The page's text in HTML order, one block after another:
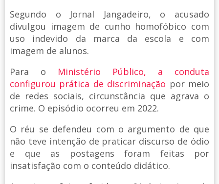
Segundo o Jornal Jangadeiro, o acusado
divulgou imagem de cunho homofóbico com
uso indevido da marca da escola e com
imagem de alunos.
Para o Ministério Público, a conduta
configurou prática de discriminação por meio
de redes sociais, circunstância que agrava o
crime. O episódio ocorreu em 2022.
O réu se defendeu com o argumento de que
não teve intenção de praticar discurso de ódio
e que as postagens foram feitas por
insatisfação com o conteúdo didático.